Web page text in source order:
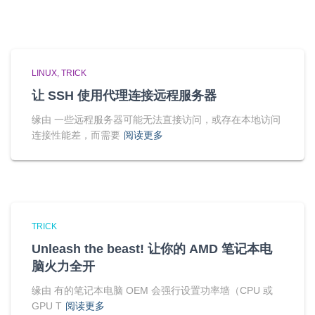
LINUX TRICK
让 SSH 使用代理连接远程服务器
缘由 一些远程服务器可能无法直接访问，或存在本地访问
连接性能差，而需要 阅读更多
TRICK
Unleash the beast! 让你的 AMD 笔记本电
脑火力全开
缘由 有的笔记本电脑 OEM 会强行设置功率墙（CPU 或
GPU T 阅读更多